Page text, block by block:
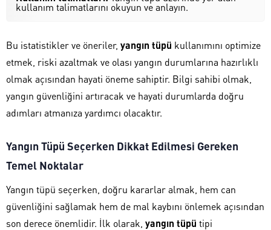
kullanım talimatlarını okuyun ve anlayın.
Bu istatistikler ve öneriler, yangın tüpü kullanımını optimize
etmek, riski azaltmak ve olası yangın durumlarına hazırlıklı
olmak açısından hayati öneme sahiptir. Bilgi sahibi olmak,
yangın güvenliğini artıracak ve hayati durumlarda doğru
adımları atmanıza yardımcı olacaktır.
Yangın Tüpü Seçerken Dikkat Edilmesi Gereken
Temel Noktalar
Yangın tüpü seçerken, doğru kararlar almak, hem can
güvenliğini sağlamak hem de mal kaybını önlemek açısından
son derece önemlidir. İlk olarak, yangın tüpü tipi